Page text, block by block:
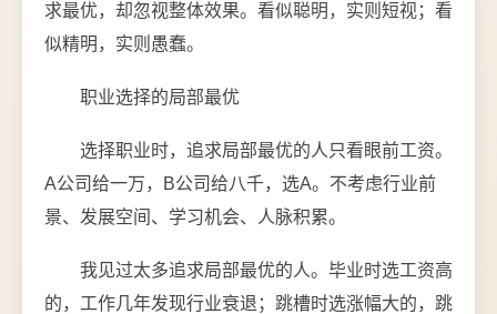
求最优，却忽视整体效果。看似聪明，实则短视；看
似精明，实则愚蠢。
职业选择的局部最优
选择职业时，追求局部最优的人只看眼前工资。
A公司给一万，B公司给八千，选A。不考虑行业前
景、发展空间、学习机会、人脉积累。
我见过太多追求局部最优的人。毕业时选工资高
的，工作几年发现行业衰退；跳槽时选涨幅大的，跳